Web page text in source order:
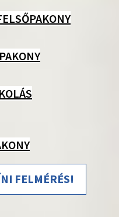
FELMÉRÉS!